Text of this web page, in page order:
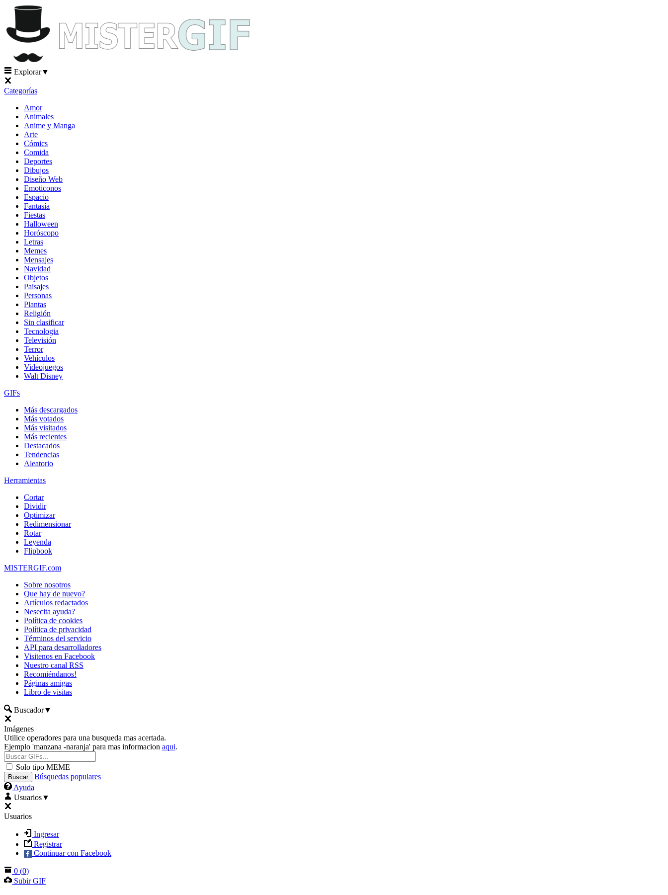
Explorar▼
Categorías
Amor
Animales
Anime y Manga
Arte
Cómics
Comida
Deportes
Dibujos
Diseño Web
Emoticonos
Espacio
Fantasía
Fiestas
Halloween
Horóscopo
Letras
Memes
Mensajes
Navidad
Objetos
Paisajes
Personas
Plantas
Religión
Sin clasificar
Tecnologia
Televisión
Terror
Vehículos
Videojuegos
Walt Disney
GIFs
Más descargados
Más votados
Más visitados
Más recientes
Destacados
Tendencias
Aleatorio
Herramientas
Cortar
Dividir
Optimizar
Redimensionar
Rotar
Leyenda
Flipbook
MISTERGIF.com
Sobre nosotros
Que hay de nuevo?
Artículos redactados
Nesecita ayuda?
Política de cookies
Política de privacidad
Términos del servicio
API para desarrolladores
Visitenos en Facebook
Nuestro canal RSS
Recomiéndanos!
Páginas amigas
Libro de visitas
Buscador▼
Imágenes
Utilice operadores para una busqueda mas acertada.
Ejemplo 'manzana -naranja' para mas informacion aqui.
Solo tipo MEME
Búsquedas populares
Ayuda
Usuarios▼
Usuarios
Ingresar
Registrar
Continuar con Facebook
0 (0)
Subir GIF